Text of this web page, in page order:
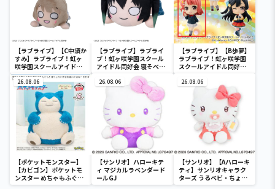
【ラブライブ】【C中須か
すみ】ラブライブ！虹ヶ
咲学園スクールアイドル
同好会 寝そべり [MP]
[KCM]冬制服style Vol.1
【ラブライブ】ラブライ
ブ！虹ヶ咲学園スクール
アイドル同好会 寝そべり
[MEJ]ぬいぐるみ“高咲
侑”
【ラブライブ】【B歩夢】
ラブライブ！虹ヶ咲学園
スクールアイドル同好会
二年生－
26.08.06
【ポケットモンスター】
【カビゴン】ポケットモ
ンスター めちゃもふぐっ
と ほっこりいやされぬい
26.08.06
【サンリオ】ハローキテ
ィ マジカルラベンダード
ールGJ
26.08.06
【サンリオ】【Aハローキ
ティ】サンリオキャラク
ターズ うるベビ・ちょい
デカドール